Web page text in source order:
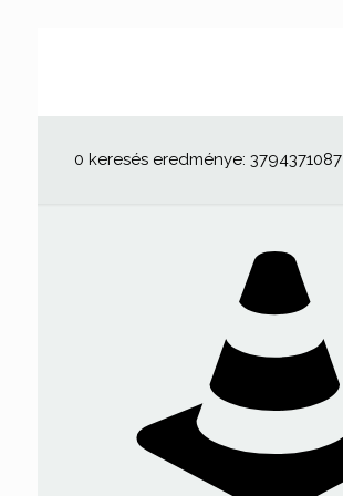
0 keresés eredménye: 3794371087